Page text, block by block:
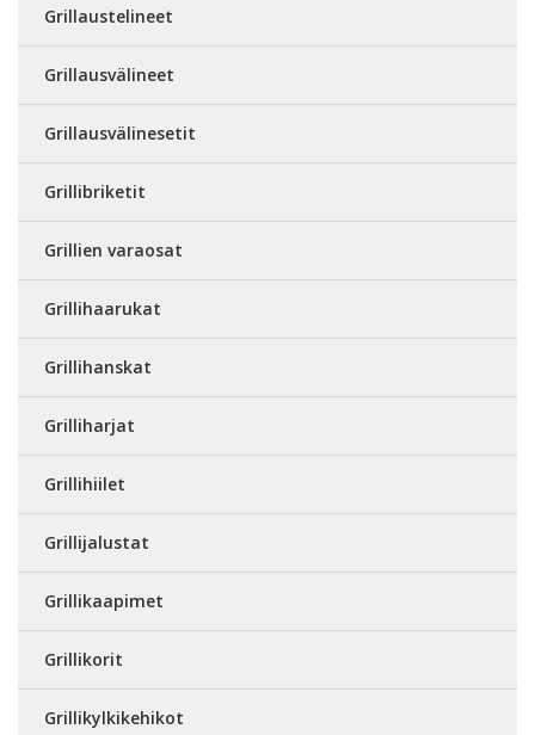
Grillaustelineet
Grillausvälineet
Grillausvälinesetit
Grillibriketit
Grillien varaosat
Grillihaarukat
Grillihanskat
Grilliharjat
Grillihiilet
Grillijalustat
Grillikaapimet
Grillikorit
Grillikylkikehikot